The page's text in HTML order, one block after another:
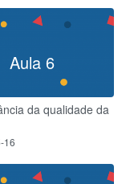
Aula 6
da qualidade da
16